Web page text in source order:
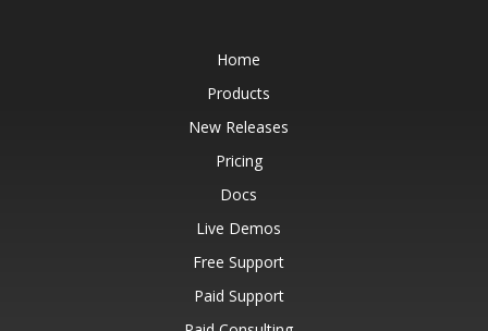
Home
Products
New Releases
Pricing
Docs
Live Demos
Free Support
Paid Support